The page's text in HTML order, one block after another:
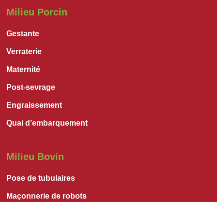
Milieu Porcin
Gestante
Verraterie
Maternité
Post-sevrage
Engraissement
Quai d’embarquement
Milieu Bovin
Pose de tubulaires
Maçonnerie de robots